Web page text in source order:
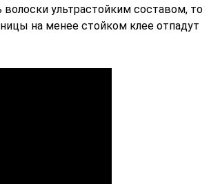
волоски ультрастойким составом, то
на менее стойком клее отпадут